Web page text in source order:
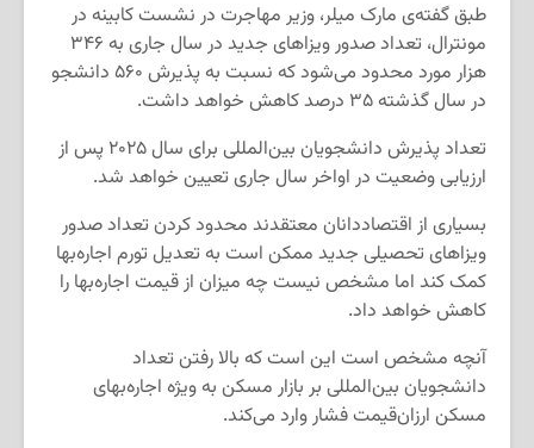
طبق گفته‌ی مارک میلر، وزیر مهاجرت در نشست کابینه در
مونترال، تعداد صدور ویزاهای جدید در سال جاری به ۳۴۶
هزار مورد محدود می‌شود که نسبت به پذیرش ۵۶۰ دانشجو
در سال گذشته ۳۵ درصد کاهش خواهد داشت.
تعداد پذیرش دانشجویان بین‌المللی برای سال ۲۰۲۵ پس از
ارزیابی وضعیت در اواخر سال جاری تعیین خواهد شد.
بسیاری از اقتصاددانان معتقدند محدود کردن تعداد صدور
ویزاهای تحصیلی جدید ممکن است به تعدیل تورم اجاره‌بها
کمک کند اما مشخص نیست چه میزان از قیمت اجاره‌بها را
کاهش خواهد داد.
آنچه مشخص است این است که بالا رفتن تعداد
دانشجویان بین‌المللی بر بازار مسکن به ویژه اجاره‌بهای
مسکن ارزان‌قیمت فشار وارد می‌کند.